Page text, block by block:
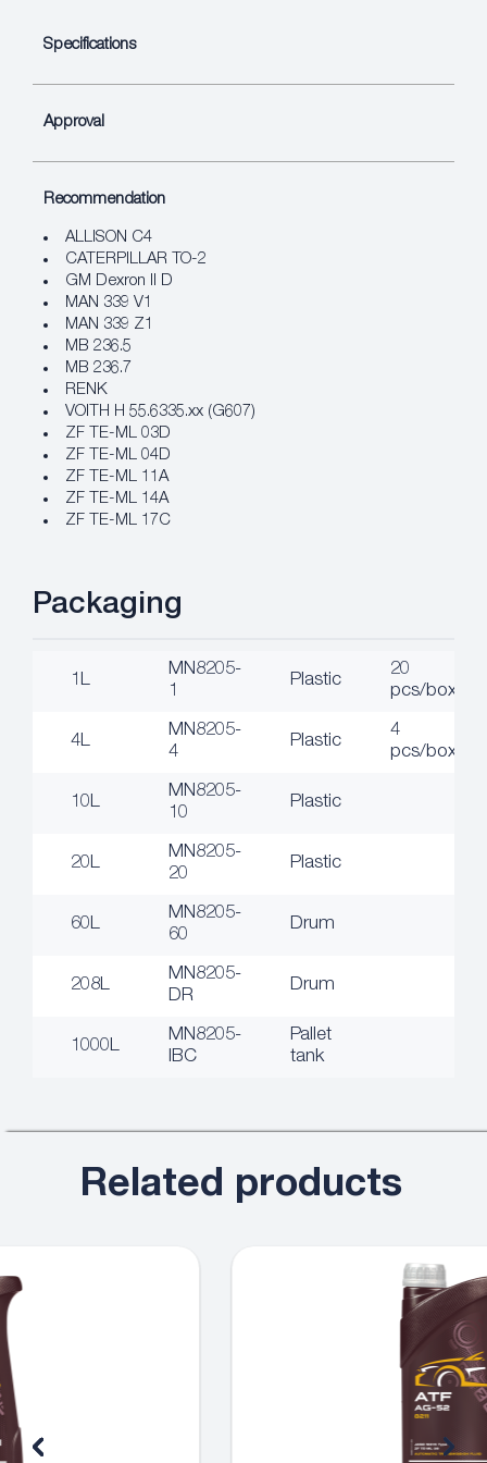
Specifications
Approval
Recommendation
ALLISON C4
CATERPILLAR TO-2
GM Dexron II D
MAN 339 V1
MAN 339 Z1
MB 236.5
MB 236.7
RENK
VOITH H 55.6335.xx (G607)
ZF TE-ML 03D
ZF TE-ML 04D
ZF TE-ML 11A
ZF TE-ML 14A
ZF TE-ML 17C
Packaging
1L
MN8205-
1
Plastic
20
pcs/box
4L
MN8205-
4
Plastic
4
pcs/box
10L
MN8205-
10
Plastic
20L
MN8205-
20
Plastic
60L
MN8205-
60
Drum
208L
MN8205-
DR
Drum
1000L
MN8205-
IBC
Pallet
tank
Related products